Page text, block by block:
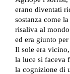
erano diventati
sostanza come
risaliva al
ed era giunto
Il sole era
la luce si faceva
la cognizione di